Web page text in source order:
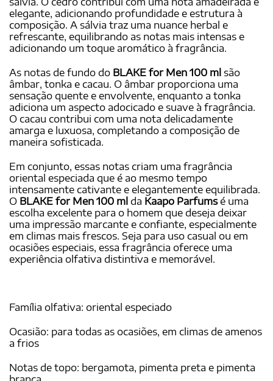
elegante, adicionando profundidade e estrutura à
composição. A sálvia traz uma nuance herbal e
refrescante, equilibrando as notas mais intensas e
adicionando um toque aromático à fragrância.
As notas de fundo do BLAKE for Men 100 ml são
âmbar, tonka e cacau. O âmbar proporciona uma
sensação quente e envolvente, enquanto a tonka
adiciona um aspecto adocicado e suave à fragrância.
O cacau contribui com uma nota delicadamente
amarga e luxuosa, completando a composição de
maneira sofisticada.
Em conjunto, essas notas criam uma fragrância
oriental especiada que é ao mesmo tempo
intensamente cativante e elegantemente equilibrada.
O BLAKE for Men 100 ml da Kaapo Parfumsé uma
escolha excelente para o homem que deseja deixar
uma impressão marcante e confiante, especialmente
em climas mais frescos. Seja para uso casual ou em
ocasiões especiais, essa fragrância oferece uma
experiência olfativa distintiva e memorável.
Família olfativa: oriental especiado
Ocasião: para todas as ocasiões, em climas de amenos
a frios
Notas de topo: bergamota, pimenta preta e pimenta